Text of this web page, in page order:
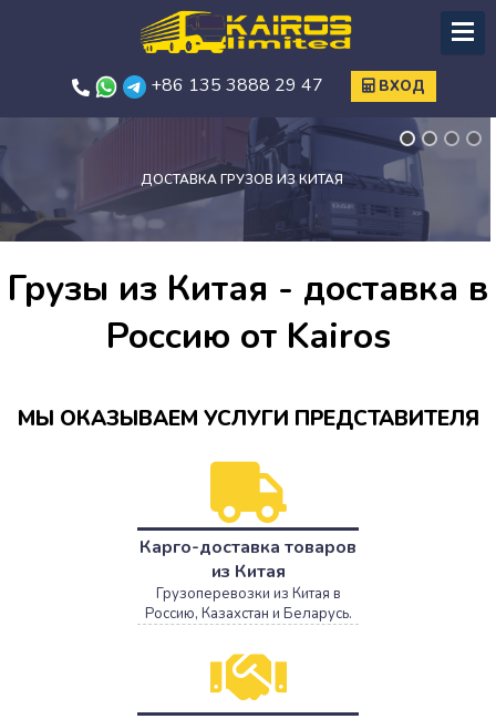
+86 135 3888 29 47 ВХОД
ПОИСК ТОВАРА, ПРОИЗВОДИТЕЛЯ В КИТАЕ
Грузы из Китая - доставка в
Россию от Kairos
МЫ ОКАЗЫВАЕМ УСЛУГИ ПРЕДСТАВИТЕЛЯ
Карго-доставка товаров
из Китая
Грузоперевозки из Китая в
Россию, Казахстан и Беларусь.